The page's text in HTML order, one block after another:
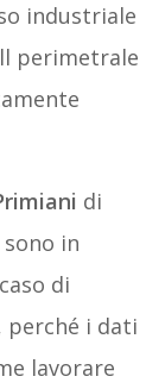
industriale
perimetrale
di
in
di
perché i dati
lavorare